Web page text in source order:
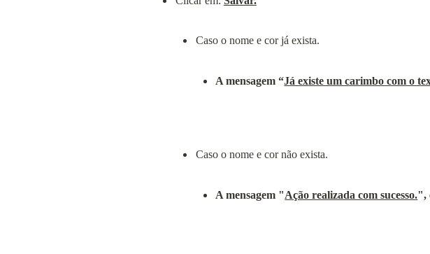
A mensagem “Já existe um carimbo com o
A mensagem "Ação realizada com sucesso.",